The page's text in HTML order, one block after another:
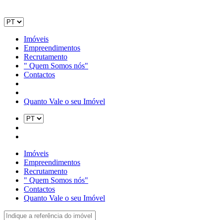
Imóveis
Empreendimentos
Recrutamento
" Quem Somos nós"
Contactos
Quanto Vale o seu Imóvel
Imóveis
Empreendimentos
Recrutamento
" Quem Somos nós"
Contactos
Quanto Vale o seu Imóvel